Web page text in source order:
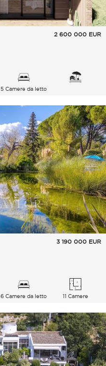
2 600 000 EUR
5 Camere da letto
3 190 000 EUR
6 Camere da letto 11 Camere